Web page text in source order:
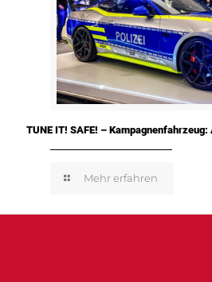
TUNE IT! SAFE! –
Mehr erfahren